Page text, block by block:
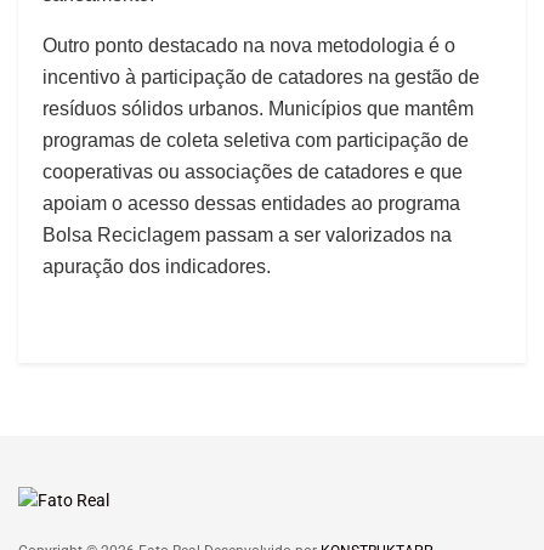
Outro ponto destacado na nova metodologia é o
incentivo à participação de catadores na gestão de
resíduos sólidos urbanos. Municípios que mantêm
programas de coleta seletiva com participação de
cooperativas ou associações de catadores e que
apoiam o acesso dessas entidades ao programa
Bolsa Reciclagem passam a ser valorizados na
apuração dos indicadores.